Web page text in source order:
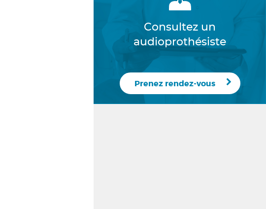
Consultez un
audioprothésiste
Prenez rendez-vous